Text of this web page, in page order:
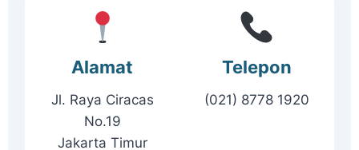
Alamat
Jl. Raya Ciracas
No.19
Jakarta Timur
Telepon
(021) 8778 1920